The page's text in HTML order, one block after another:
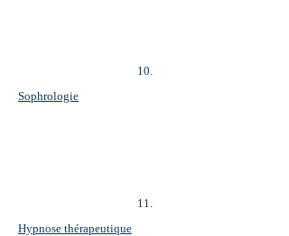
10.
Sophrologie
11.
Hypnose thérapeutique